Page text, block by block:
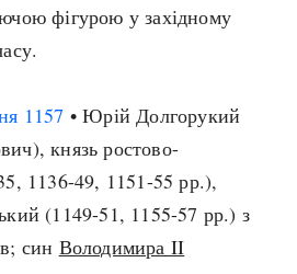
фігурою у західному
1157 • Юрій Долгорукий
князь ростово-
1136-49, 1151-55 рр.),
(1149-51, 1155-57 рр.) з
син Володимира II